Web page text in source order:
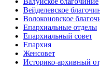
Вейделевское
Волоконовское
Епархиальные отделы
Епархиальный совет
Епархия
Женсовет
Историко-архивный